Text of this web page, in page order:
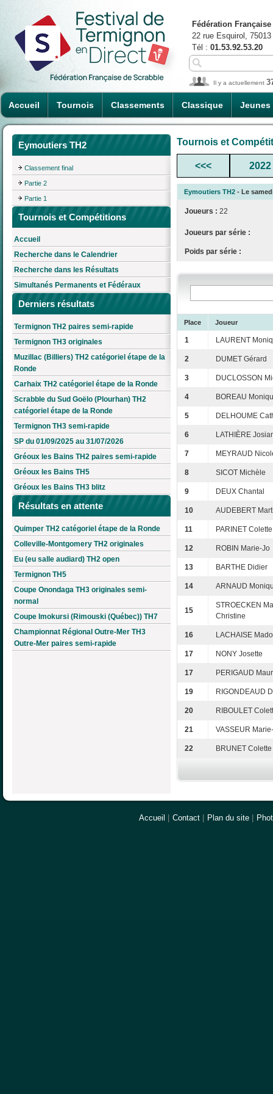
Accueil Tournois Classements Classique Jeunes
Fédération
22 rue Esquirol,
Tél : 01.53.92.53.20
Il y a actuellement
Eymoutiers TH2
Classement final
Partie 2
Partie 1
Tournois et Compétitions
Accueil
Recherche dans le Calendrier
Recherche dans les Résultats
Simultanés Permanents et Fédéraux
Derniers résultats
Termignon TH2 paires semi-rapide
Termignon TH3 originales
Muzillac (Billiers) TH2 catégoriel étape de la
Ronde
Carhaix TH2 catégoriel étape de la Ronde
Scrabble du Sud Goëlo (Plourhan) TH2
catégoriel étape de la Ronde
Termignon TH3 semi-rapide
SP du 01/09/2025 au 31/07/2026
Gréoux les Bains TH2 paires semi-rapide
Gréoux les Bains TH5
Gréoux les Bains TH3 blitz
Résultats en attente
Quimper TH2 catégoriel étape de la Ronde
Colleville-Montgomery TH2 originales
Eu (eu salle audiard) TH2 open
Termignon TH5
Coupe Onondaga TH3 originales semi-
normal
Coupe Imokursi (Rimouski (Québec)) TH7
Championnat Régional Outre-Mer TH3
Outre-Mer paires semi-rapide
Tournois et
<<< 2022
Eymoutiers TH2 - Le
Joueurs : 22
Joueurs par série :
Poids par série :
Place Joueur
1 LAURENT
2 DUMET Gérard
3 DUCLOSSON
4 BOREAU
5 DELHOUME
6 LATHIÈRE
7 MEYRAUD
8 SICOT Michèle
9 DEUX Chantal
10 AUDEBERT
11 PARINET Colette
12 ROBIN Marie-Jo
13 BARTHE Didier
14 ARNAUD
15
STROECKEN
Christine
16 LACHAISE Mado
17 NONY Josette
17 PERIGAUD
19 RIGONDEAUD
20 RIBOULET
21 VASSEUR
22 BRUNET Colette
Accueil Contact Plan du site